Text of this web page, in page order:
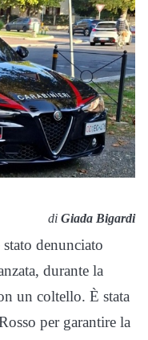
di Giada Bigardi
denunciato
durante la
un coltello. È stata
per garantire la